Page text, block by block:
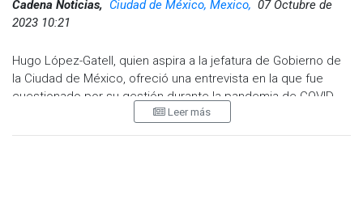
Cadena Noticias, Ciudad de México, Mexico, 07 Octubre de
2023 10:21
Hugo López-Gatell, quien aspira a la jefatura de Gobierno de
la Ciudad de México, ofreció una entrevista en la que fue
cuestionado por su gestión durante la pandemia de COVID-
19, cuando se desempeñaba como subsecretario de Salud
federal.
Leer más